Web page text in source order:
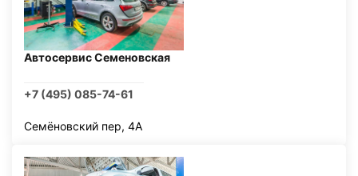
Автосервис Семеновская
+7 (495) 085-74-61
Семёновский пер, 4А